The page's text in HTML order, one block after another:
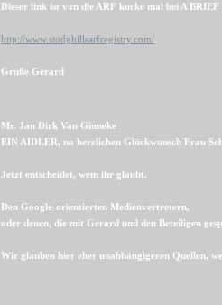
Dieser link ist von die ARF kucke mal bei A
http://www.stodghillsarfregistry.com/
Grüße Gerard
Mr. Jan Dirk Van Ginneke
EIN AIDLER, na herzlichen Glückwunsch Frau
Jetzt entscheidet, wem ihr glaubt.
Den Google-orientierten Medienvertretern,
oder denen, die mit Gerard und den Beteiligen
Wir glauben hier eher unabhängigeren Quellen,